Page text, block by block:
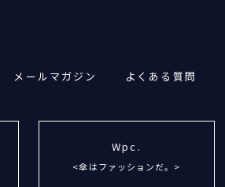
メールマガジン よくある質問
Wpc.
<傘はファッションだ。>